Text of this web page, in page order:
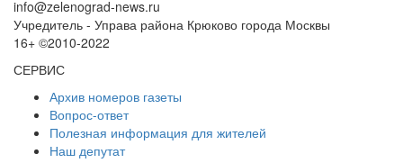
info@zelenograd-news.ru
Учредитель - Управа района Крюково города Москвы
16+ ©2010-2022
СЕРВИС
Архив номеров газеты
Вопрос-ответ
Полезная информация для жителей
Наш депутат